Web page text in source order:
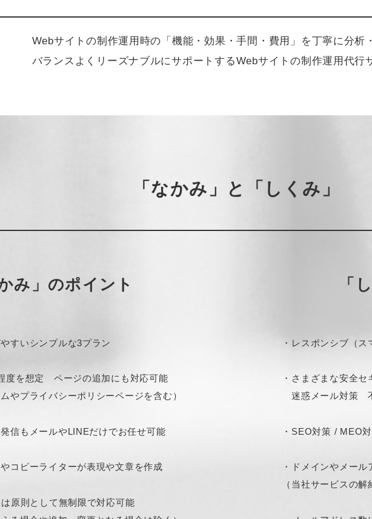
Webサイトの制作運用時の「機能・効果・手間・費用」を丁寧に分析
バランスよくリーズナブルにサポートするWebサイトの制作運用代行
「なかみ」と「しくみ」
み」のポイント
すいシンプルな3プラン
度を想定 ページの追加にも対応可能
やプライバシーポリシーページを含む）
信もメールやLINEだけでお任せ可能
コピーライターが表現や文章を作成
は原則として無制限で対応可能
「
・レスポンシブ（
・さまざまな安全
迷惑メール対策
・SEO対策 / MEO
・ドメインやメー
（当社サービスの